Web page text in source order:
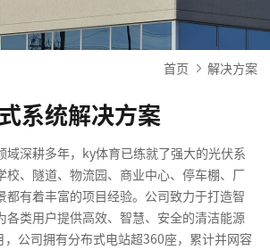
首页 解决方案
系统解决方案
域深耕多年，ky体育已练就了强大的光伏系
校、隧道、物流园、商业中心、停车棚、厂
都有着丰富的项目经验。公司致力于打造智
各类用户提供高效、智慧、安全的清洁能源
公司拥有分布式电站超360座，累计并网容